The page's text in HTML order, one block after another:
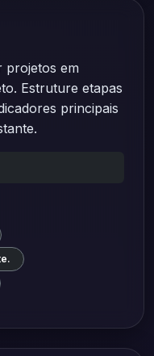
projetos em
Estruture etapas
principais